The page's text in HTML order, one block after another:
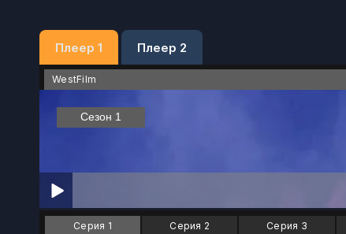
Плеер 1 Плеер 2
WestFilm
Серия 1 Серия 2 Серия 3